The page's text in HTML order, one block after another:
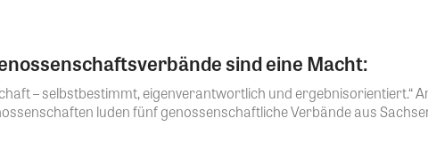
sind eine Macht:
– selbstbestimmt, eigenverantwortlich und ergebnisorientiert.“
luden fünf genossenschaftliche Verbände aus